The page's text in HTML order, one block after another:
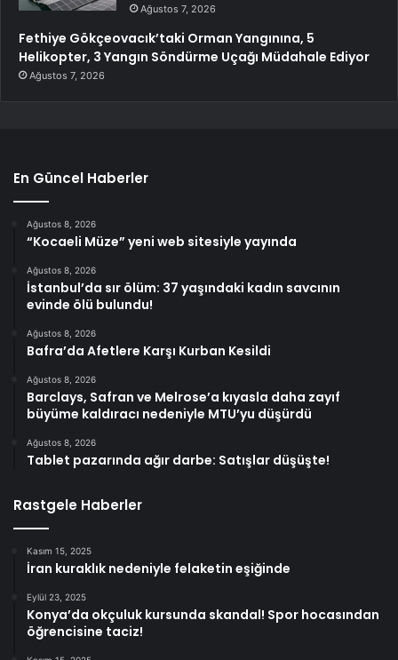
Ağustos 7, 2026
Fethiye Gökçeovacık’taki Orman Yangınına, 5
Helikopter, 3 Yangın Söndürme Uçağı Müdahale Ediyor
Ağustos 7, 2026
En Güncel Haberler
Ağustos 8, 2026
“Kocaeli Müze” yeni web sitesiyle yayında
Ağustos 8, 2026
İstanbul’da sır ölüm: 37 yaşındaki kadın savcının
evinde ölü bulundu!
Ağustos 8, 2026
Bafra’da Afetlere Karşı Kurban Kesildi
Ağustos 8, 2026
Barclays, Safran ve Melrose’a kıyasla daha zayıf
büyüme kaldıracı nedeniyle MTU’yu düşürdü
Ağustos 8, 2026
Tablet pazarında ağır darbe: Satışlar düşüşte!
Rastgele Haberler
Kasım 15, 2025
İran kuraklık nedeniyle felaketin eşiğinde
Eylül 23, 2025
Konya’da okçuluk kursunda skandal! Spor hocasından
öğrencisine taciz!